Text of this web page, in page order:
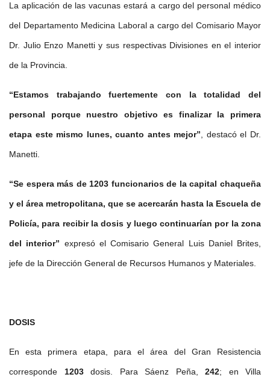
La aplicación de las vacunas estará a cargo del personal médico
del Departamento Medicina Laboral a cargo del Comisario Mayor
Dr. Julio Enzo Manetti y sus respectivas Divisiones en el interior
de la Provincia.
“Estamos trabajando fuertemente con la totalidad del
personal porque nuestro objetivo es finalizar la primera
etapa este mismo lunes, cuanto antes mejor” , destacó el Dr.
Manetti.
“Se espera más de 1203 funcionarios de la capital chaqueña
y el área metropolitana, que se acercarán hasta la Escuela de
Policía, para recibir la dosis y luego continuarían por la zona
del interior” expresó el Comisario General Luis Daniel Brites,
jefe de la Dirección General de Recursos Humanos y Materiales.
DOSIS
En esta primera etapa, para el área del Gran Resistencia
corresponde 1203 dosis. Para Sáenz Peña, 242; en Villa